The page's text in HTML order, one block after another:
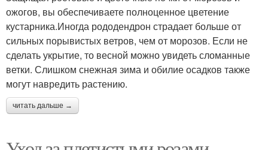
ожогов, вы обеспечиваете полноценное цветение
кустарника.Иногда рододендрон страдает больше от
сильных порывистых ветров, чем от морозов. Если не
сделать укрытие, то весной можно увидеть сломанные
ветки. Слишком снежная зима и обилие осадков также
могут навредить растению.
читать дальше →